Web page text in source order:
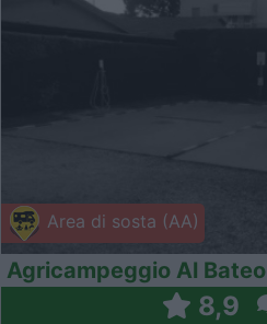
Area di sosta (AA)
Agricampeggio Al Bateo
8,9